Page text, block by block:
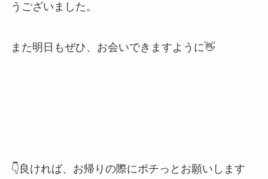
うございました。
また明日もぜひ、お会いできますように👋
👇良ければ、お帰りの際にポチっとお願いします